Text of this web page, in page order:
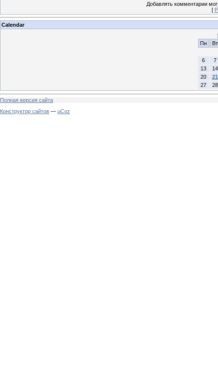
Добавлять комментарии
[
Calendar
Пн
Вт
6
7
13
14
20
21
27
28
Полная версия сайта
Конструктор сайтов — uCoz